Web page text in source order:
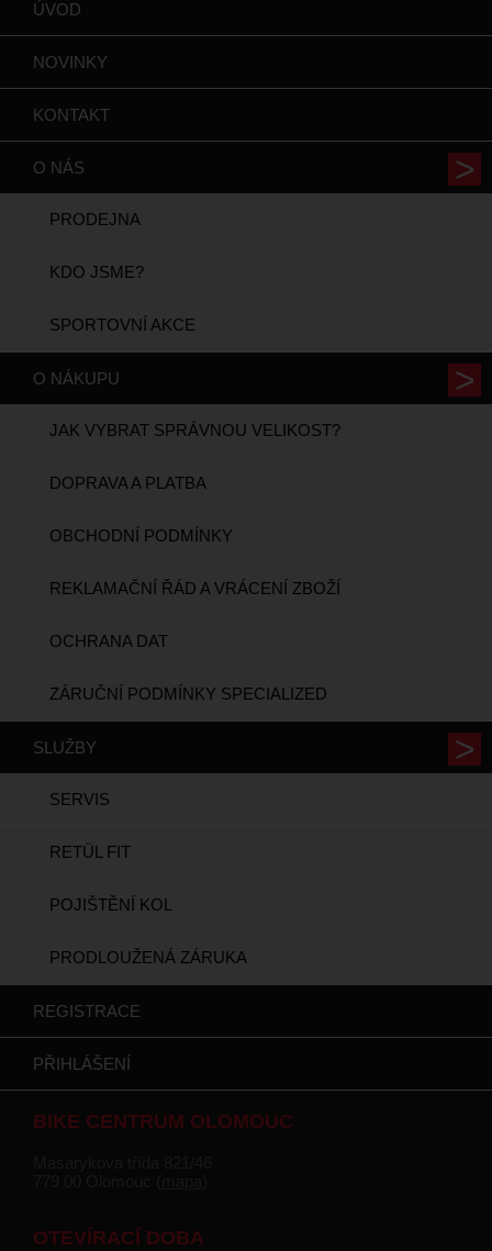
ÚVOD
NOVINKY
KONTAKT
O NÁS
PRODEJNA
KDO JSME?
SPORTOVNÍ AKCE
O NÁKUPU
JAK VYBRAT SPRÁVNOU VELIKOST?
DOPRAVA A PLATBA
OBCHODNÍ PODMÍNKY
REKLAMAČNÍ ŘÁD A VRÁCENÍ ZBOŽÍ
OCHRANA DAT
ZÁRUČNÍ PODMÍNKY SPECIALIZED
SLUŽBY
SERVIS
RETÜL FIT
POJIŠTĚNÍ KOL
PRODLOUŽENÁ ZÁRUKA
REGISTRACE
PŘIHLÁŠENÍ
BIKE CENTRUM OLOMOUC
OTEVÍRACÍ DOBA